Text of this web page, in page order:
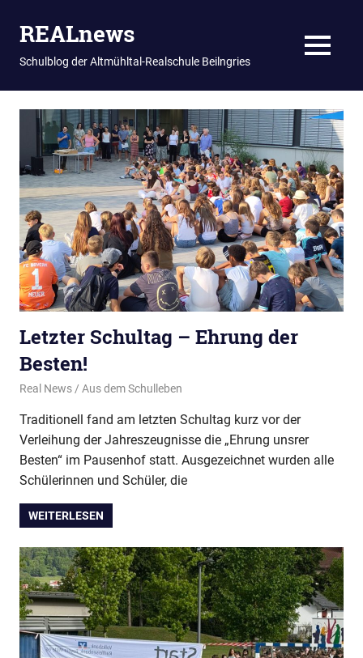
springen
REALnews
Schulblog der Altmühltal-Realschule Beilngries MENU
Letzter Schultag – Ehrung der
Besten!
1. August 2026
Real News Aus dem Schulleben
Traditionell fand am letzten Schultag kurz vor der
Verleihung der Jahreszeugnisse die „Ehrung unsrer
Besten“ im Pausenhof statt. Ausgezeichnet wurden alle
Schülerinnen und Schüler, die
WEITERLESEN